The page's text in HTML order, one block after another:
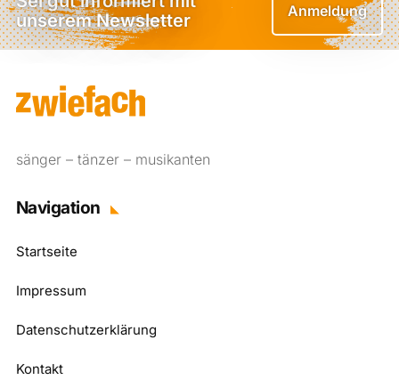
unserem Newsletter
Anmeldung
sänger – tänzer – musikanten
Navigation
Startseite
Impressum
Datenschutzerklärung
Kontakt